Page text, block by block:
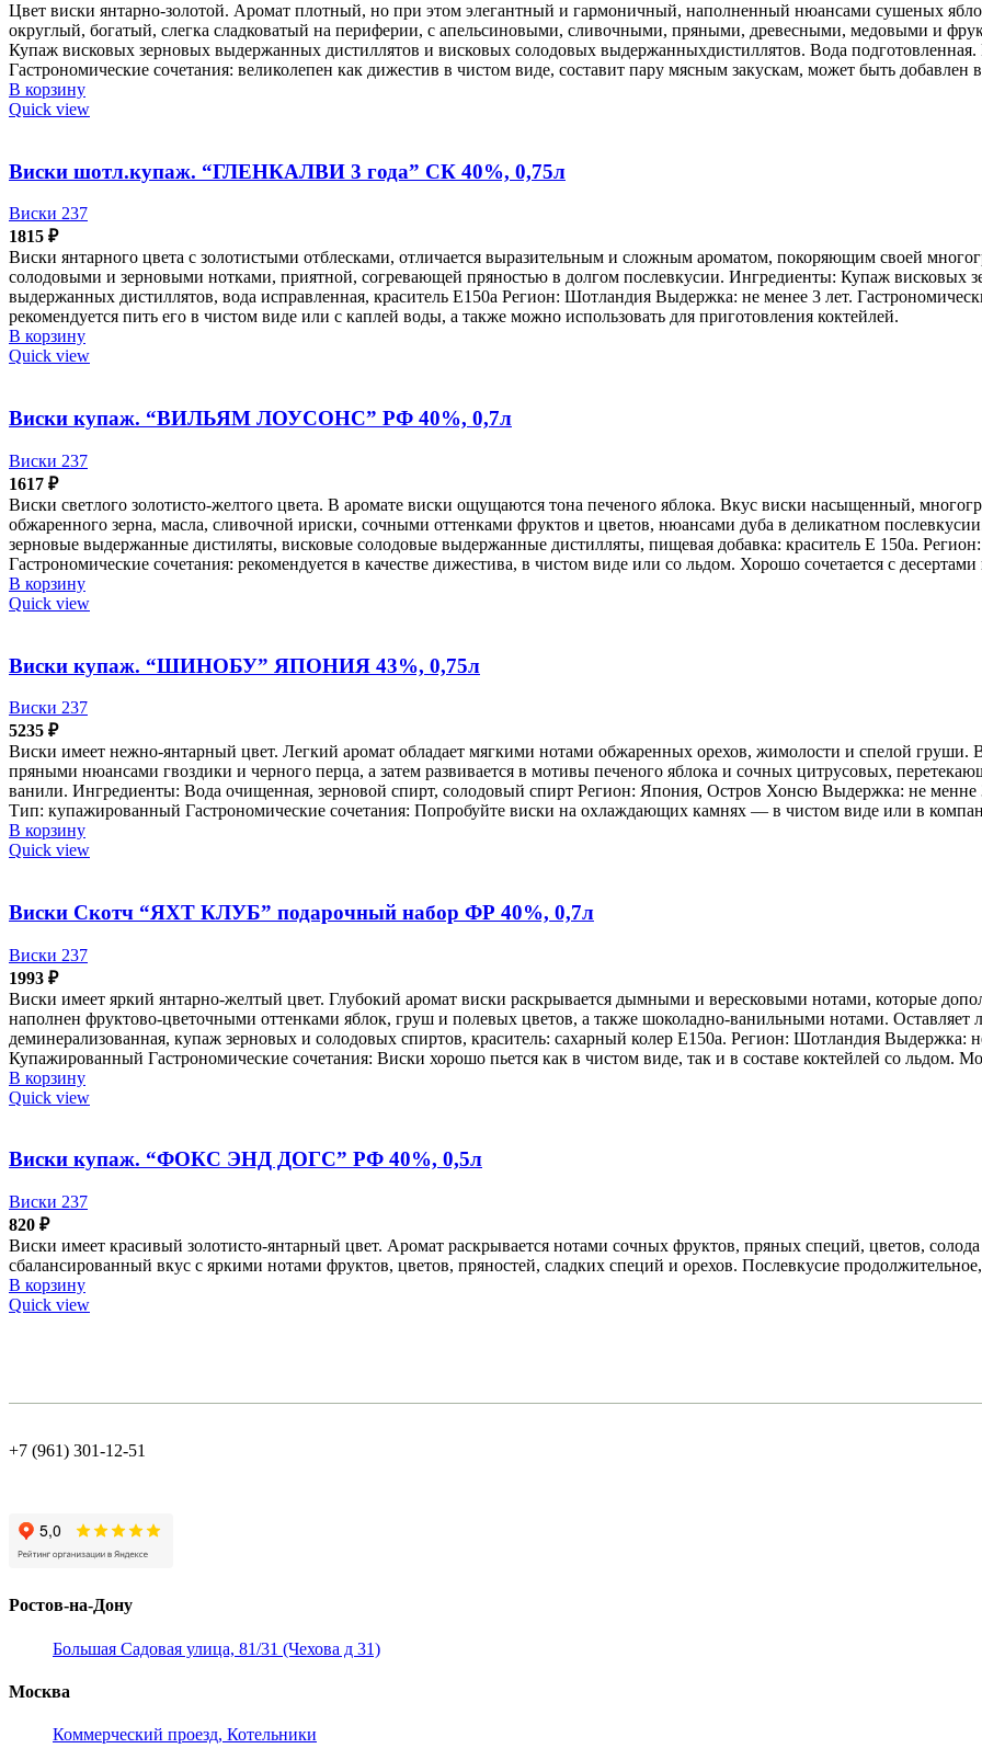
Цвет виски янтарно-золотой. Аромат плотный, но при этом элегантный и гармоничный, наполненный нюансами сушеных
округлый, богатый, слегка сладковатый на периферии, с апельсиновыми, сливочными, пряными, древесными, медовыми и
Купаж висковых зерновых выдержанных дистиллятов и висковых солодовых выдержанныхдистиллятов. Вода
Гастрономические сочетания: великолепен как дижестив в чистом виде, составит пару мясным закускам, может быть добавлен
В корзину
Quick view
Виски шотл.купаж. “ГЛЕНКАЛВИ 3 года” СК 40%, 0,75л
Виски 237
1815 ₽
Виски янтарного цвета с золотистыми отблесками, отличается выразительным и сложным ароматом, покоряющим своей
солодовыми и зерновыми нотками, приятной, согревающей пряностью в долгом послевкусии. Ингредиенты: Купаж висковых
выдержанных дистиллятов, вода исправленная, краситель Е150а Регион: Шотландия Выдержка: не менее 3 лет.
рекомендуется пить его в чистом виде или с каплей воды, а также можно использовать для приготовления коктейлей.
В корзину
Quick view
Виски купаж. “ВИЛЬЯМ ЛОУСОНС” РФ 40%, 0,7л
Виски 237
1617 ₽
Виски светлого золотисто-желтого цвета. В аромате виски ощущаются тона печеного яблока. Вкус виски насыщенный,
обжаренного зерна, масла, сливочной ириски, сочными оттенками фруктов и цветов, нюансами дуба в деликатном
зерновые выдержанные дистиляты, висковые солодовые выдержанные дистилляты, пищевая добавка: краситель Е 150а.
Гастрономические сочетания: рекомендуется в качестве дижестива, в чистом виде или со льдом. Хорошо сочетается с
В корзину
Quick view
Виски купаж. “ШИНОБУ” ЯПОНИЯ 43%, 0,75л
Виски 237
5235 ₽
Виски имеет нежно-янтарный цвет. Легкий аромат обладает мягкими нотами обжаренных орехов, жимолости и спелой груши.
пряными нюансами гвоздики и черного перца, а затем развивается в мотивы печеного яблока и сочных цитрусовых,
ванили. Ингредиенты: Вода очищенная, зерновой спирт, солодовый спирт Регион: Япония, Остров Хонсю Выдержка: не менне 3
Тип: купажированный Гастрономические сочетания: Попробуйте виски на охлаждающих камнях — в чистом виде или в
В корзину
Quick view
Виски Скотч “ЯХТ КЛУБ” подарочный набор ФР 40%, 0,7л
Виски 237
1993 ₽
Виски имеет яркий янтарно-желтый цвет. Глубокий аромат виски раскрывается дымными и вересковыми нотами, которые
наполнен фруктово-цветочными оттенками яблок, груш и полевых цветов, а также шоколадно-ванильными нотами. Оставляет
деминерализованная, купаж зерновых и солодовых спиртов, краситель: сахарный колер Е150а. Регион: Шотландия Выдержка:
Купажированный Гастрономические сочетания: Виски хорошо пьется как в чистом виде, так и в составе коктейлей со льдом.
В корзину
Quick view
Виски купаж. “ФОКС ЭНД ДОГС” РФ 40%, 0,5л
Виски 237
820 ₽
Виски имеет красивый золотисто-янтарный цвет. Аромат раскрывается нотами сочных фруктов, пряных специй, цветов,
сбалансированный вкус с яркими нотами фруктов, цветов, пряностей, сладких специй и орехов. Послевкусие
В корзину
Quick view
+7 (961) 301-12-51
Ростов-на-Дону
Большая Садовая улица, 81/31 (Чехова д 31)
Москва
Коммерческий проезд, Котельники